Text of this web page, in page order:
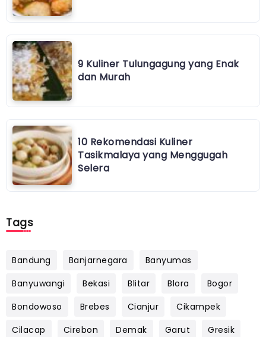
9 Kuliner Tulungagung yang Enak
dan Murah
10 Rekomendasi Kuliner
Tasikmalaya yang Menggugah
Selera
Tags
Bandung Banjarnegara
Banyumas
Banyuwangi
Bekasi Blitar Blora
Bogor
Bondowoso
Brebes Cianjur
Cikampek
Cilacap
Cirebon Demak Garut Gresik